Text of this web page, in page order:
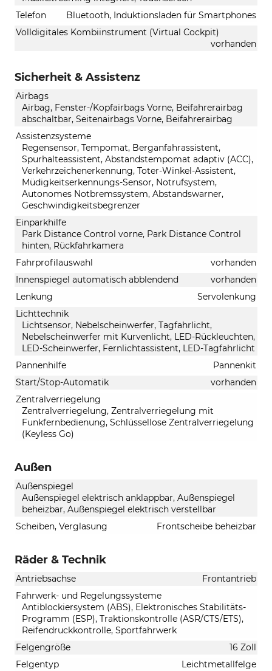
Telefon
Bluetooth, Induktionsladen für Smartphones
Volldigitales Kombiinstrument (Virtual Cockpit)
vorhanden
Sicherheit & Assistenz
Airbags
Airbag, Fenster-/Kopfairbags Vorne, Beifahrerairbag
abschaltbar, Seitenairbags Vorne, Beifahrerairbag
Assistenzsysteme
Regensensor, Tempomat, Berganfahrassistent,
Spurhalteassistent, Abstandstempomat adaptiv (ACC),
Verkehrzeichenerkennung, Toter-Winkel-Assistent,
Müdigkeitserkennungs-Sensor, Notrufsystem,
Autonomes Notbremssystem, Abstandswarner,
Geschwindigkeitsbegrenzer
Einparkhilfe
Park Distance Control vorne, Park Distance Control
hinten, Rückfahrkamera
Fahrprofilauswahl
vorhanden
Innenspiegel automatisch abblendend
vorhanden
Lenkung
Servolenkung
Lichttechnik
Lichtsensor, Nebelscheinwerfer, Tagfahrlicht,
Nebelscheinwerfer mit Kurvenlicht, LED-Rückleuchten,
LED-Scheinwerfer, Fernlichtassistent, LED-Tagfahrlicht
Pannenhilfe
Pannenkit
Start/Stop-Automatik
vorhanden
Zentralverriegelung
Zentralverriegelung, Zentralverriegelung mit
Funkfernbedienung, Schlüssellose Zentralverriegelung
(Keyless Go)
Außen
Außenspiegel
Außenspiegel elektrisch anklappbar, Außenspiegel
beheizbar, Außenspiegel elektrisch verstellbar
Scheiben, Verglasung
Frontscheibe beheizbar
Räder & Technik
Antriebsachse
Frontantrieb
Fahrwerk- und Regelungssysteme
Antiblockiersystem (ABS), Elektronisches Stabilitäts-
Programm (ESP), Traktionskontrolle (ASR/CTS/ETS),
Reifendruckkontrolle, Sportfahrwerk
Felgengröße
16 Zoll
Felgentyp
Leichtmetallfelge